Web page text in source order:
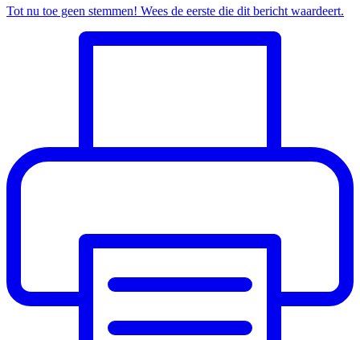
Tot nu toe geen stemmen! Wees de eerste die dit bericht waardeert.